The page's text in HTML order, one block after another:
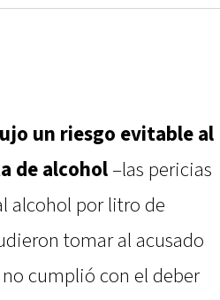
un riesgo evitable al
de alcohol–las pericias
alcohol por litro de
tomar al acusado
cumplió con el deber